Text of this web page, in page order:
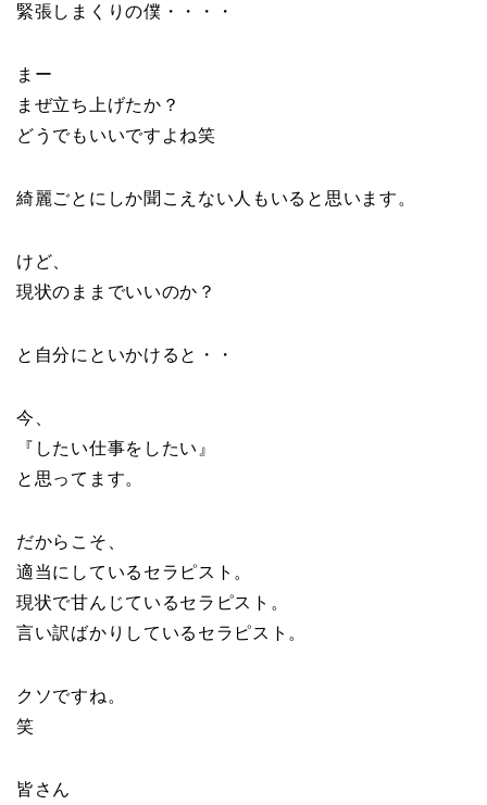
緊張しまくりの僕・・・・
まー
まぜ立ち上げたか？
どうでもいいですよね笑
綺麗ごとにしか聞こえない人もいると思います。
けど、
現状のままでいいのか？
と自分にといかけると・・
今、
『したい仕事をしたい』
と思ってます。
だからこそ、
適当にしているセラピスト。
現状で甘んじているセラピスト。
言い訳ばかりしているセラピスト。
クソですね。
笑
皆さん